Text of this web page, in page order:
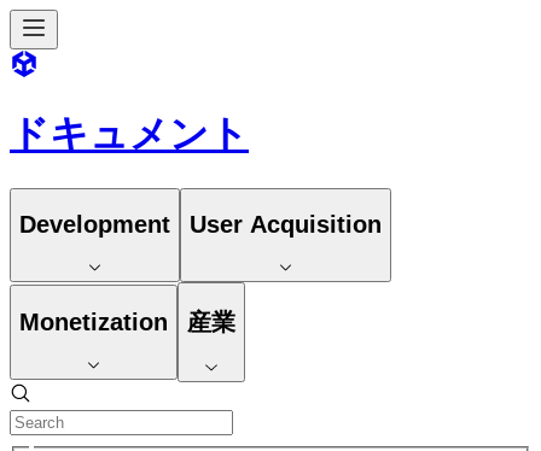
ドキュメント
Development User Acquisition
Monetization 産業